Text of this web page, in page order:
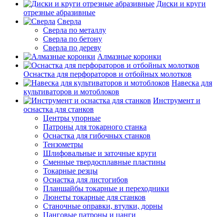
Диски и круги
отрезные абразивные
Сверла
Сверла по металлу
Сверла по бетону
Сверла по дереву
Алмазные коронки
Оснастка для перфораторов и отбойных молотков
Навеска для
культиваторов и мотоблоков
Инструмент и
оснастка для станков
Центры упорные
Патроны для токарного станка
Оснастка для гибочных станков
Тензометры
Шлифовальные и заточные круги
Сменные твердосплавные пластины
Токарные резцы
Оснастка для листогибов
Планшайбы токарные и переходники
Люнеты токарные для станков
Станочные оправки, втулки, дорны
Цанговые патроны и цанги